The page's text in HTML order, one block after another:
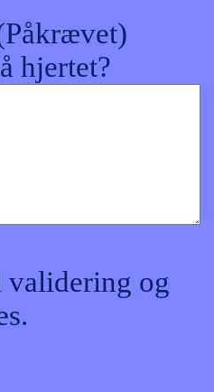
hjertet?
og